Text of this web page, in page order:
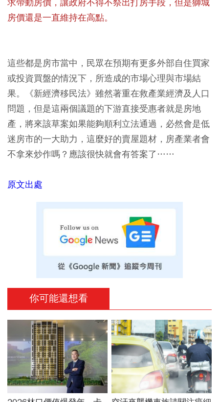
房價還是一直維持在高點。
這些都是房市當中，民眾在預期有更多外部自住買家
或投資買盤的情況下，所造成的市場心理與市場結
果。
《新經濟移民法》雖然著重在救產業經濟及人口
問題，但是這兩個議題的下游直接受惠者就是房地
產，將來該草案如果能夠順利立法通過，必然會是低
迷房市的一大助力， 這麼好的賣屋題材，房產業者會
不拿來炒作嗎？應該很快就會有答案了……
原文出處
你可能還想看
PR